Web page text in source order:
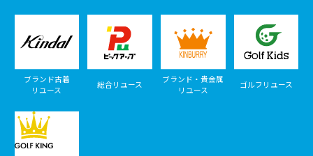
ブランド古着
リユース
総合リユース
ブランド・貴金属
リユース
ゴルフリユース